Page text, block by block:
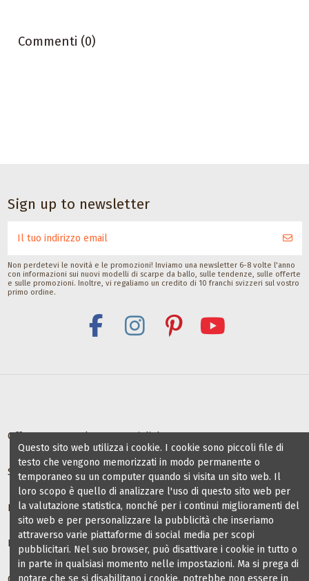
per piedi con seta
CHF 11,00
CHF 9,00
scarpe da ballo
buffalina con
Gala Dance Accessories
CHF 17,00
Commenti (0)
Sign up to newsletter
Non perdetevi le novità e le promozioni! Inviamo una newsletter 6-8 volte l'anno
con informazioni sui nuovi modelli di scarpe da ballo, sulle tendenze, sulle offerte
e sulle promozioni. Inoltre, vi regaliamo un credito di 10 franchi svizzeri sul vostro
primo ordine.
Offerte per scuole e maestri di danza
Scuole di ballo partner
Informazioni
Blog scarpe da ballo
Questo sito web utilizza i cookie. I cookie sono piccoli file di
testo che vengono memorizzati in modo permanente o
temporaneo su un computer quando si visita un sito web. Il
loro scopo è quello di analizzare l'uso di questo sito web per
la valutazione statistica, nonché per i continui miglioramenti del
sito web e per personalizzare la pubblicità che inseriamo
attraverso varie piattaforme di social media per scopi
pubblicitari. Nel suo browser, può disattivare i cookie in tutto o
in parte in qualsiasi momento nelle impostazioni. Ma si prega di
notare che se si disabilitano i cookie, potrebbe non essere in